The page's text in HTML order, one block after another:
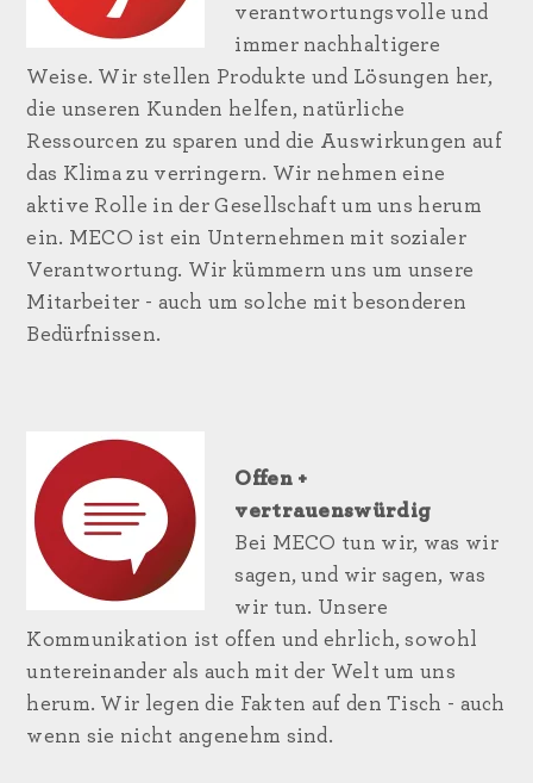
verantwortungsvolle und
immer nachhaltigere
Weise. Wir stellen Produkte und Lösungen her,
die unseren Kunden helfen, natürliche
Ressourcen zu sparen und die Auswirkungen auf
das Klima zu verringern. Wir nehmen eine
aktive Rolle in der Gesellschaft um uns herum
ein. MECO ist ein Unternehmen mit sozialer
Verantwortung. Wir kümmern uns um unsere
Mitarbeiter - auch um solche mit besonderen
Bedürfnissen.
Offen +
vertrauenswürdig
Bei MECO tun wir, was wir
sagen, und wir sagen, was
wir tun. Unsere
Kommunikation ist offen und ehrlich, sowohl
untereinander als auch mit der Welt um uns
herum. Wir legen die Fakten auf den Tisch - auch
wenn sie nicht angenehm sind.